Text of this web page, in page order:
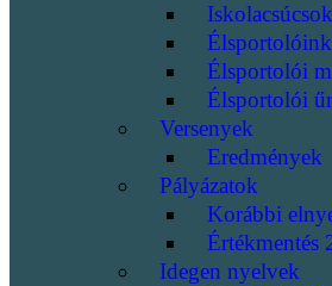
Iskolacsúcsok
Élsportolóink
Élsportolói
Élsportolói
Versenyek
Eredmények
Pályázatok
Korábbi
Értékmentés
Idegen nyelvek